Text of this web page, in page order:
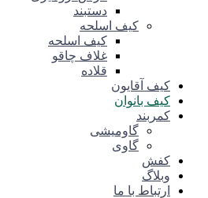
دستبند
کیف اسلحه
کیف اسلحه
غلاف چاقو
قلاده
کیف آقایون
کیف بانوان
کمربند
گاومیشی
گاوی
کفش
وبلاگ
ارتباط با ما